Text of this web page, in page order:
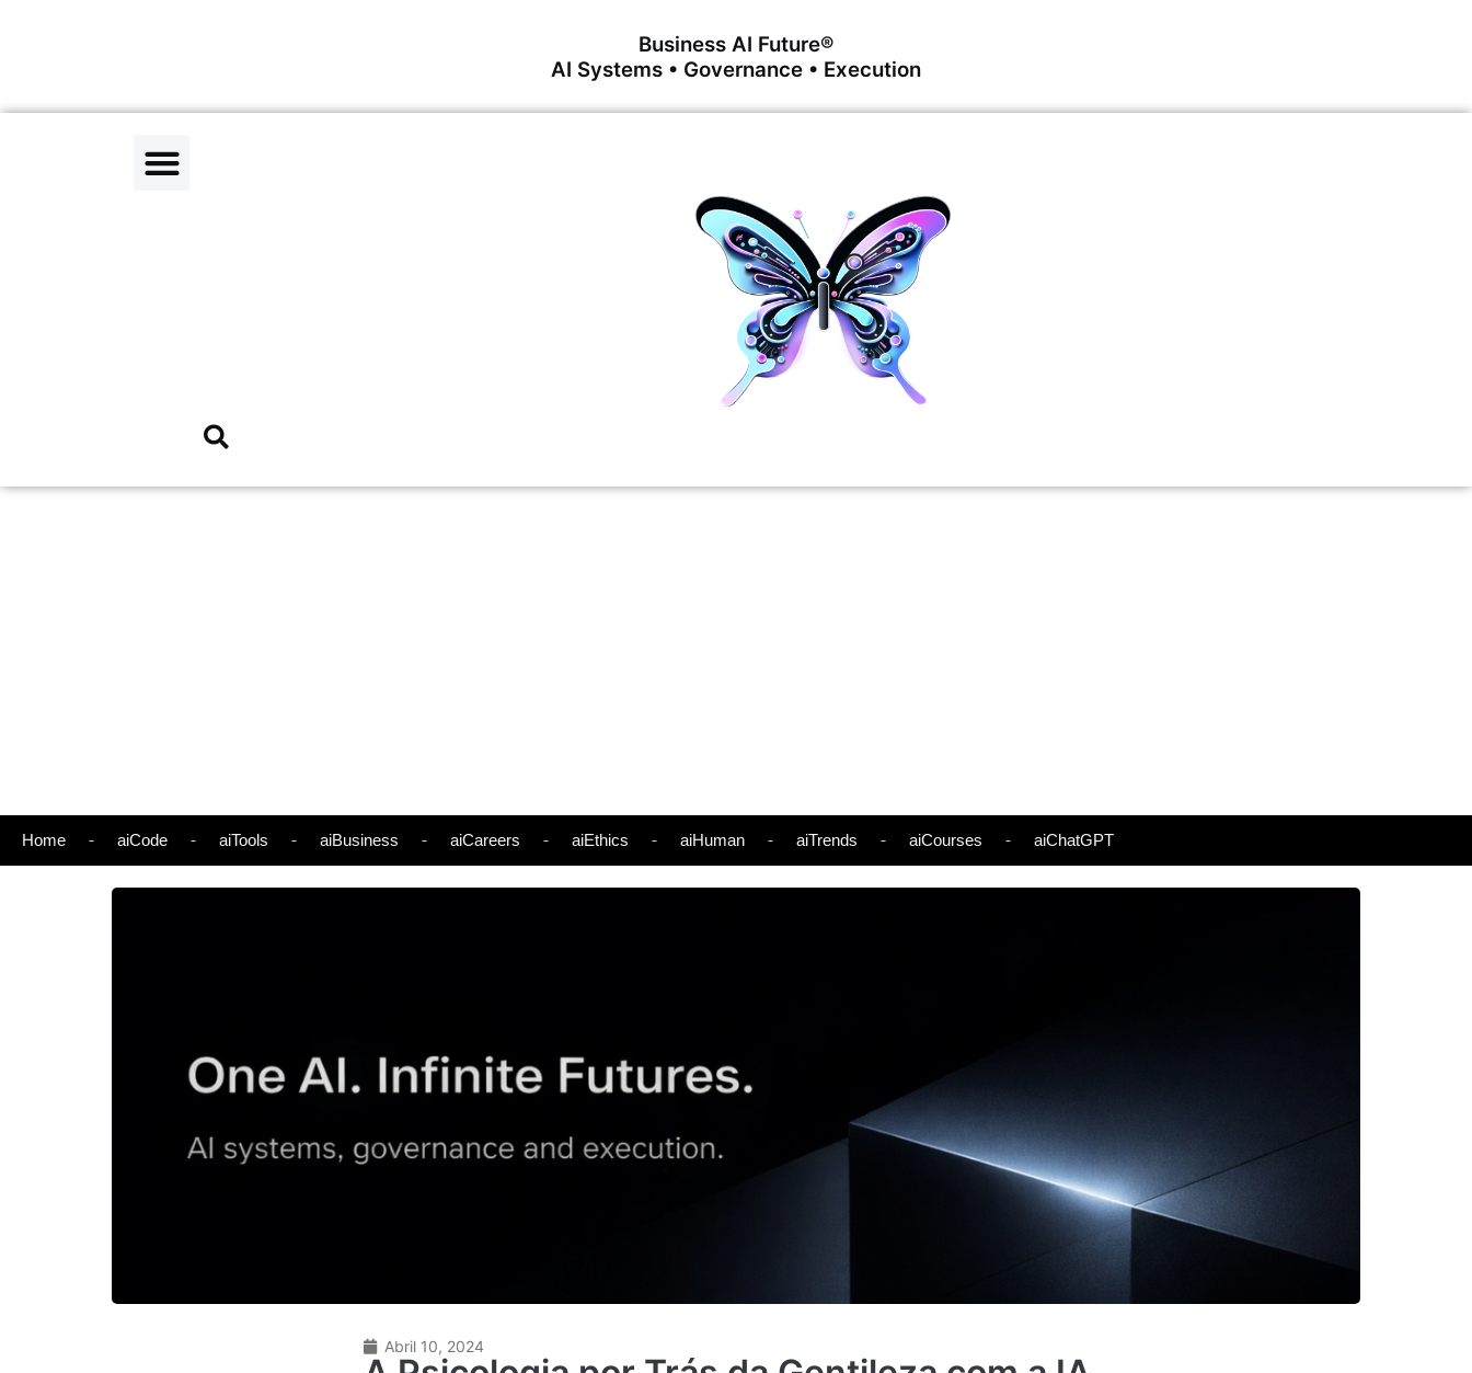
Business AI Future®
AI Systems • Governance • Execution
Home aiCode aiTools aiBusiness aiCareers aiEthics aiHuman aiTrends aiCourses aiChatGPT
Abril 10, 2024